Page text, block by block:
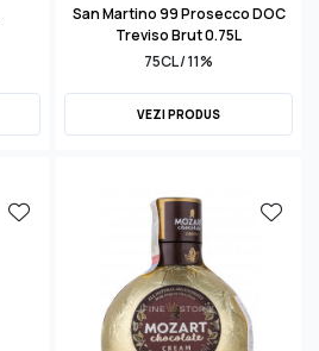
San Martino 99 Prosecco DOC
Treviso Brut 0.75L
75CL / 11%
VEZI PRODUS